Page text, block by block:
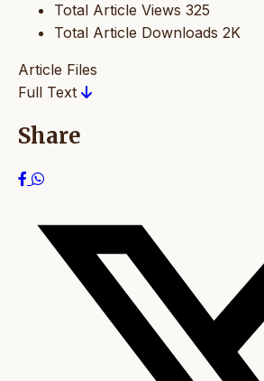
Total Article Views 325
Total Article Downloads 2K
Article Files
Full Text
Share